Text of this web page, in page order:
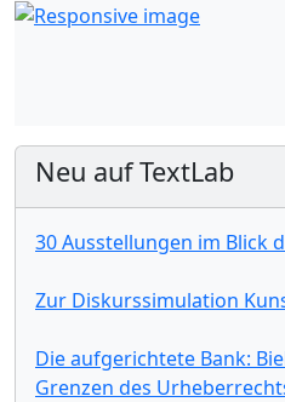
Neu auf TextLab
30 Ausstellungen im Blick
Zur Diskurssimulation
Die aufgerichtete Bank:
Grenzen des